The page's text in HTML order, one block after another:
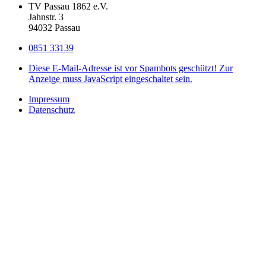
TV Passau 1862 e.V.
Jahnstr. 3
94032 Passau
0851 33139
Diese E-Mail-Adresse ist vor Spambots geschützt! Zur
Anzeige muss JavaScript eingeschaltet sein.
Impressum
Datenschutz